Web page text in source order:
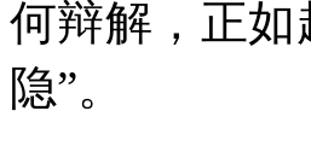
何辩解，正
隐”。